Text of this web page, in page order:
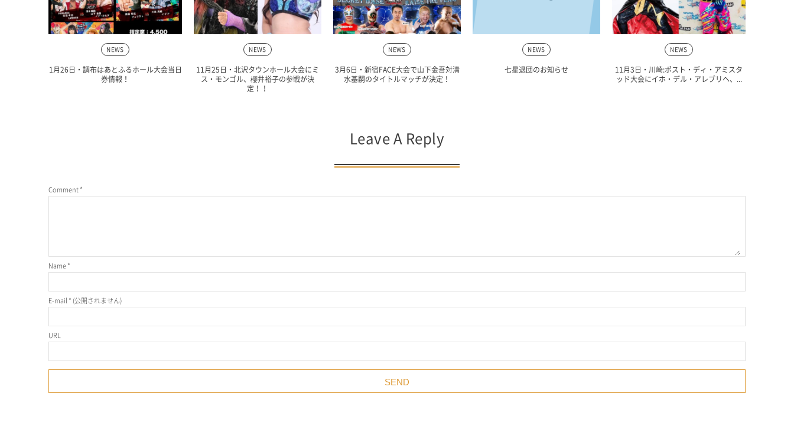
NEWS
1月26日・調布はあとふるホール大会当日
券情報！
NEWS
11月25日・北沢タウンホール大会にミ
ス・モンゴル、櫻井裕子の参戦が決
定！！
NEWS
3月6日・新宿FACE大会で山下金吾対清
水基嗣のタイトルマッチが決定！
NEWS
七星退団のお知らせ
NEWS
11月3日・川崎:ポスト・ディ・アミスタ
ッド大会にイホ・デル・アレブリヘ、...
Leave A Reply
Comment*
Name*
E-mail * (公開されません)
URL